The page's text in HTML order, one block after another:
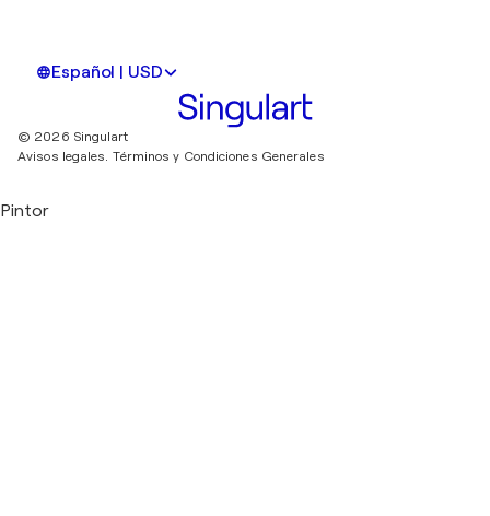
Español | USD
© 2026 Singulart
Avisos legales. Términos y Condiciones Generales
Pintor